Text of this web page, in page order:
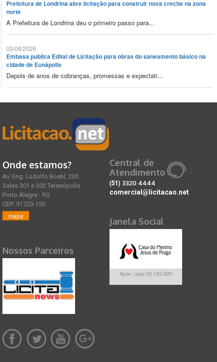
Prefeitura de Londrina abre licitação para construir nova creche na zona
norte
A Prefeitura de Londrina deu o primeiro passo para...
03/08/2026
Embasa publica Edital de Licitação para obras do saneamento básico na
cidade de Eunápolis
Depois de anos de cobranças, promessas e expectati...
Onde estamos?
Av. Eng. Ludolfo Boehl, 205
Salas 301 e 302 Teresópolis
Porto Alegre - RS
CEP: 91720-150
mapa
Nossos Parceiros
Central de
Atendimento
(51) 3320 4444
comercial@licitacao.net
Janela Social